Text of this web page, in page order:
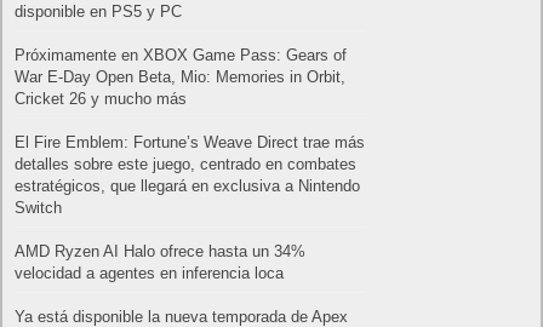
disponible en PS5 y PC
Próximamente en XBOX Game Pass: Gears of
War E-Day Open Beta, Mio: Memories in Orbit,
Cricket 26 y mucho más
El Fire Emblem: Fortune’s Weave Direct trae más
detalles sobre este juego, centrado en combates
estratégicos, que llegará en exclusiva a Nintendo
Switch
AMD Ryzen AI Halo ofrece hasta un 34%
velocidad a agentes en inferencia loca
Ya está disponible la nueva temporada de Apex